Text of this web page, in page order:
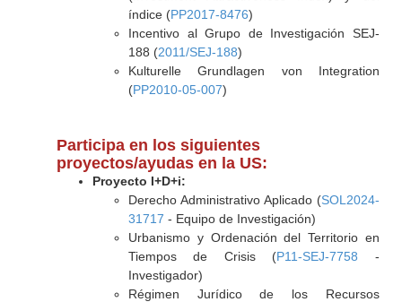
índice (PP2017-8476)
Incentivo al Grupo de Investigación SEJ-
188 (2011/SEJ-188)
Kulturelle Grundlagen von Integration
(PP2010-05-007)
Participa en los siguientes
proyectos/ayudas en la US:
Proyecto I+D+i:
Derecho Administrativo Aplicado (SOL2024-
31717 - Equipo de Investigación)
Urbanismo y Ordenación del Territorio en
Tiempos de Crisis (P11-SEJ-7758 -
Investigador)
Régimen Jurídico de los Recursos